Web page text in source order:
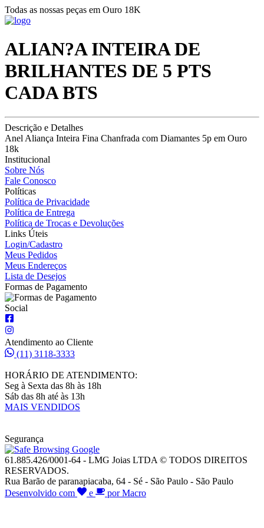
Todas as nossas peças em Ouro 18K
ALIAN?A INTEIRA DE
BRILHANTES DE 5 PTS
CADA BTS
Descrição e Detalhes
Anel Aliança Inteira Fina Chanfrada com Diamantes 5p em Ouro
18k
Institucional
Sobre Nós
Fale Conosco
Políticas
Política de Privacidade
Política de Entrega
Política de Trocas e Devoluções
Links Úteis
Login/Cadastro
Meus Pedidos
Meus Endereços
Lista de Desejos
Formas de Pagamento
Social
Atendimento ao Cliente
(11) 3118-3333
HORÁRIO DE ATENDIMENTO:
Seg à Sexta das 8h às 18h
Sáb das 8h até às 13h
MAIS VENDIDOS
Segurança
61.885.426/0001-64 - LMG Joias LTDA © TODOS DIREITOS
RESERVADOS.
Rua Barão de paranapiacaba, 64 - Sé - São Paulo - São Paulo
Desenvolvido com
e por Macro